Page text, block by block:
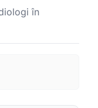
în